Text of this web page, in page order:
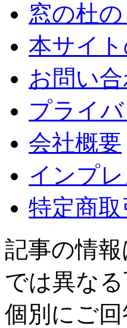
窓の杜
本サイ
お問い
プライ
会社概要
インプ
特定商
記事の情
では異な
個別にご